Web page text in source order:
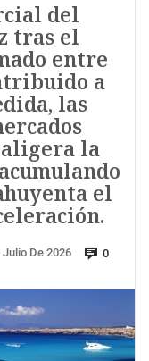
del
tras el
entre
a
las
la
el
Julio De 2026 0